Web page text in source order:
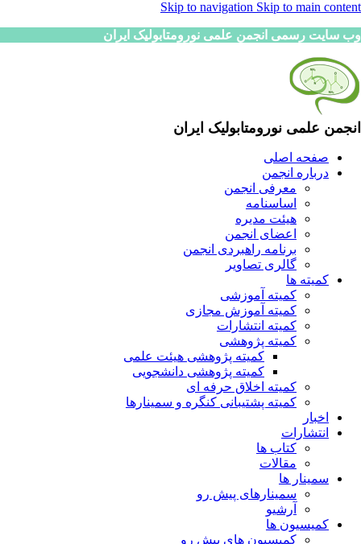
Skip to navigation Skip to main content
وب سایت رسمی انجمن علمی نورومتابولیک ایران
انجمن علمی نورومتابولیک ایران
صفحه اصلی
درباره انجمن
معرفی انجمن
اساسنامه
هیئت مدیره
اعضای انجمن
برنامه راهبردی انجمن
گالری تصاویر
کمیته ها
کمیته آموزشی
کمیته آموزش مجازی
کمیته انتشارات
کمیته پژوهشی
کمیته پژوهشی هیئت علمی
کمیته پژوهشی دانشجویی
کمیته اخلاق حرفه ای
کمیته پشتیبانی کنگره و سمینارها
اخبار
انتشارات
کتاب ها
مقالات
سمینار ها
سمینارهای پیش رو
آرشیو
کمیسیون ها
کمیسیون های پیش رو